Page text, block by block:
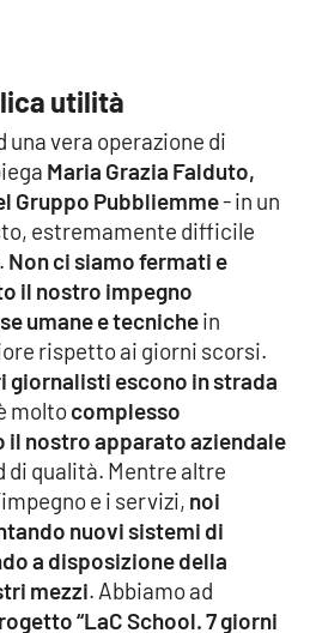
utilità
una vera operazione di
Maria Grazia Falduto,
Gruppo Pubbliemme- in un
estremamente difficile
Non ci siamo fermati e
il nostro impegno
umane e tecnichein
rispetto ai giorni scorsi.
giornalisti escono in strada
moltocomplesso
il nostro apparato aziendale
di qualità. Mentre altre
e i servizi, noi
nuovi sistemi di
a disposizione della
mezzi. Abbiamo ad
“LaC School. 7 giorni